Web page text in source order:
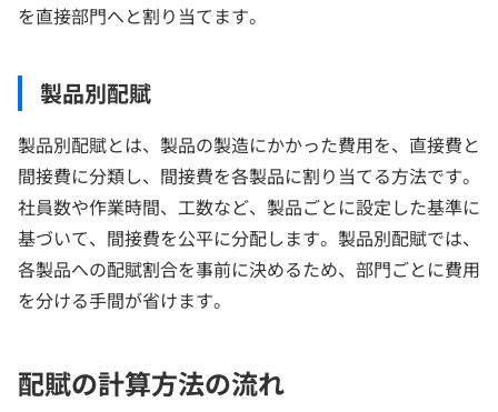
を直接部門へと割り当てます。
製品別配賦
製品別配賦とは、製品の製造にかかった費用を、直接費と
間接費に分類し、間接費を各製品に割り当てる方法です。
社員数や作業時間、工数など、製品ごとに設定した基準に
基づいて、間接費を公平に分配します。製品別配賦では、
各製品への配賦割合を事前に決めるため、部門ごとに費用
を分ける手間が省けます。
配賦の計算方法の流れ